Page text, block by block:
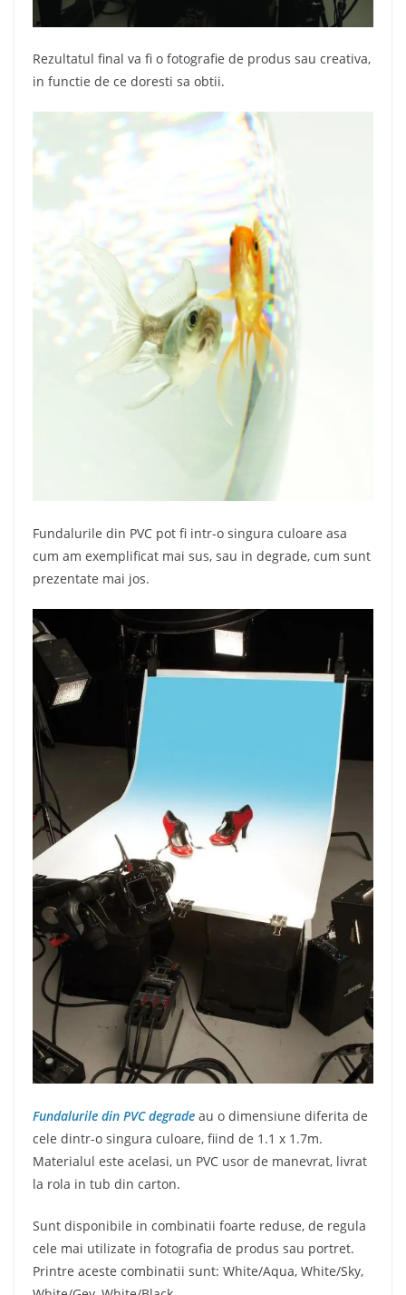
Rezultatul final va fi o fotografie de produs sau creativa,
in functie de ce doresti sa obtii.
Fundalurile din PVC pot fi intr-o singura culoare asa
cum am exemplificat mai sus, sau in degrade, cum sunt
prezentate mai jos.
Fundalurile din PVC degrade au o dimensiune diferita de
cele dintr-o singura culoare, fiind de 1.1 x 1.7m.
Materialul este acelasi, un PVC usor de manevrat, livrat
la rola in tub din carton.
Sunt disponibile in combinatii foarte reduse, de regula
cele mai utilizate in fotografia de produs sau portret.
Printre aceste combinatii sunt: White/Aqua, White/Sky,